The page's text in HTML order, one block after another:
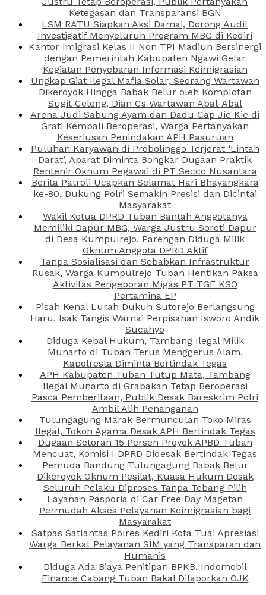
Ketegasan dan Transparansi BGN
LSM RATU Siapkan Aksi Damai, Dorong Audit
Investigatif Menyeluruh Program MBG di Kediri
Kantor Imigrasi Kelas II Non TPI Madiun Bersinergi
dengan Pemerintah Kabupaten Ngawi Gelar
Kegiatan Penyebaran Informasi Keimigrasian
Ungkap Giat Ilegal Mafia Solar, Seorang Wartawan
Dikeroyok Hingga Babak Belur oleh Komplotan
Sugit Celeng, Dian Cs Wartawan Abal-Abal
Arena Judi Sabung Ayam dan Dadu Cap Jie Kie di
Grati Kembali Beroperasi, Warga Pertanyakan
Keseriusan Penindakan APH Pasuruan
Puluhan Karyawan di Probolinggo Terjerat ‘Lintah
Darat’, Aparat Diminta Bongkar Dugaan Praktik
Rentenir Oknum Pegawai di PT Secco Nusantara
Berita Patroli Ucapkan Selamat Hari Bhayangkara
ke-80, Dukung Polri Semakin Presisi dan Dicintai
Masyarakat
Wakil Ketua DPRD Tuban Bantah Anggotanya
Memiliki Dapur MBG, Warga Justru Soroti Dapur
di Desa Kumpulrejo, Parengan Diduga Milik
Oknum Anggota DPRD Aktif
Tanpa Sosialisasi dan Sebabkan Infrastruktur
Rusak, Warga Kumpulrejo Tuban Hentikan Paksa
Aktivitas Pengeboran Migas PT TGE KSO
Pertamina EP
Pisah Kenal Lurah Dukuh Sutorejo Berlangsung
Haru, Isak Tangis Warnai Perpisahan Isworo Andik
Sucahyo
Diduga Kebal Hukum, Tambang Ilegal Milik
Munarto di Tuban Terus Menggerus Alam,
Kapolresta Diminta Bertindak Tegas
APH Kabupaten Tuban Tutup Mata, Tambang
Ilegal Munarto di Grabakan Tetap Beroperasi
Pasca Pemberitaan, Publik Desak Bareskrim Polri
Ambil Alih Penanganan
Tulungagung Marak Bermunculan Toko Miras
Ilegal, Tokoh Agama Desak APH Bertindak Tegas
Dugaan Setoran 15 Persen Proyek APBD Tuban
Mencuat, Komisi I DPRD Didesak Bertindak Tegas
Pemuda Bandung Tulungagung Babak Belur
Dikeroyok Oknum Pesilat, Kuasa Hukum Desak
Seluruh Pelaku Diproses Tanpa Tebang Pilih
Layanan Pasporia di Car Free Day Magetan
Permudah Akses Pelayanan Keimigrasian bagi
Masyarakat
Satpas Satlantas Polres Kediri Kota Tuai Apresiasi
Warga Berkat Pelayanan SIM yang Transparan dan
Humanis
Diduga Ada Biaya Penitipan BPKB, Indomobil
Finance Cabang Tuban Bakal Dilaporkan OJK